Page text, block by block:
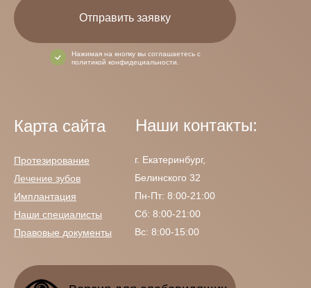
Протезирование
Лечение зубов
Имплантация
Наши специалисты
Правовые документы
Карта сайта
Отправить заявку
Нажимая на кнопку вы соглашаетесь с
политикой конфидециальности.
Наши контакты:
г. Екатеринбург,
Белинского 32
Пн-Пт: 8:00-21:00
Сб: 8:00-21:00
Вс: 8:00-15:00